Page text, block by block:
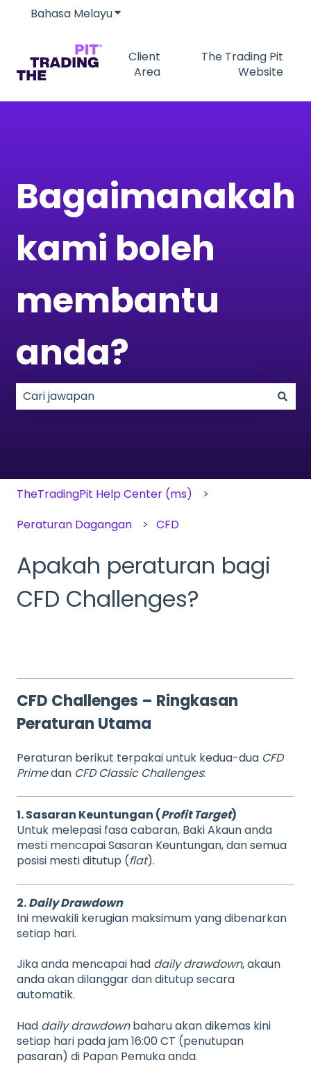
Bahasa MelayuTunjukkan submenu untuk
Client
Area
The Trading Pit
Website
Bagaimanakah
kami boleh
membantu
anda?
TheTradingPit Help Center (ms)
Peraturan Dagangan
CFD
Apakah peraturan bagi
CFD Challenges?
CFD Challenges – Ringkasan
Peraturan Utama
Peraturan berikut terpakai untuk kedua-dua CFD
Primedan CFD Classic Challenges:
1. Sasaran Keuntungan (Profit Target)
Untuk melepasi fasa cabaran, Baki Akaun anda
mesti mencapai Sasaran Keuntungan, dan semua
posisi mesti ditutup (flat).
2.Daily Drawdown
Ini mewakili kerugian maksimum yang dibenarkan
setiap hari.
Jika anda mencapai had daily drawdown, akaun
anda akan dilanggar dan ditutup secara
automatik.
Had daily drawdownbaharu akan dikemas kini
setiap hari pada jam 16:00 CT (penutupan
pasaran) di Papan Pemuka anda.